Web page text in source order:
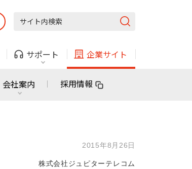
サポート 企業サイト
ガス
利用できる物件も！
ガス
電話
法人・自治体向けサービス
会社案内 採用情報
2015年8月26日
株式会社ジュピターテレコム